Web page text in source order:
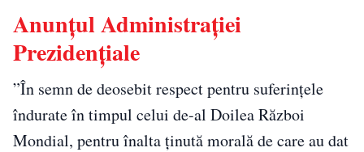
Anunțul Administrației
Prezidențiale
”În semn de deosebit respect pentru suferințele
îndurate în timpul celui de-al Doilea Război
Mondial, pentru înalta ținută morală de care au dat